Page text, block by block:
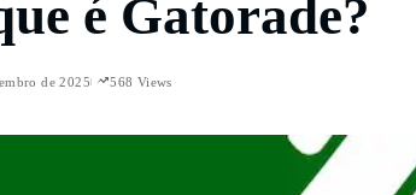
é Gatorade?
de 2025 568 Views